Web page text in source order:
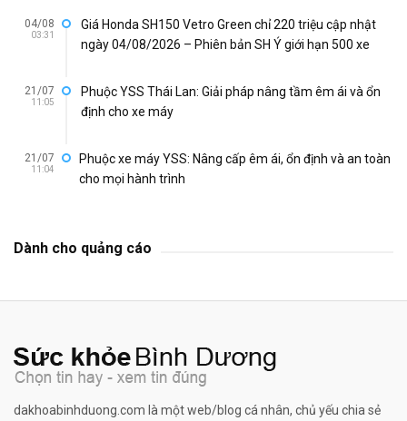
04/08
03:31
Giá Honda SH150 Vetro Green chỉ 220 triệu cập nhật
ngày 04/08/2026 – Phiên bản SH Ý giới hạn 500 xe
21/07
11:05
Phuộc YSS Thái Lan: Giải pháp nâng tầm êm ái và ổn
định cho xe máy
21/07
11:04
Phuộc xe máy YSS: Nâng cấp êm ái, ổn định và an toàn
cho mọi hành trình
Dành cho quảng cáo
dakhoabinhduong.com là một web/blog cá nhân, chủ yếu chia sẻ